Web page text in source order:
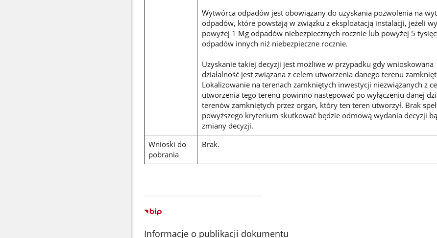
Wytwórca odpadów jest obowiązany do uzyskania pozwolenia na
odpadów, które powstają w związku z eksploatacją instalacji, jeżeli
powyżej 1 Mg odpadów niebezpiecznych rocznie lub powyżej 5
odpadów innych niż niebezpieczne rocznie.
Uzyskanie takiej decyzji jest możliwe w przypadku gdy wnioskowana
działalność jest związana z celem utworzenia danego terenu
Lokalizowanie na terenach zamkniętych inwestycji niezwiązanych z
utworzenia tego terenu powinno następować po wyłączeniu danej
terenów zamkniętych przez organ, który ten teren utworzył. Brak
powyższego kryterium skutkować będzie odmową wydania decyzji
zmiany decyzji.
Wnioski do
pobrania
Brak.
Informacje o publikacji dokumentu